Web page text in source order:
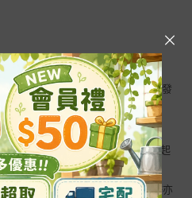
泥炭土上，需稍為覆土，約7~10天發
，避免徒長
用於沙拉、三明治、炒蛋、奶油、起
料理
用於潤絲精可改善油性髮質，花瓣亦